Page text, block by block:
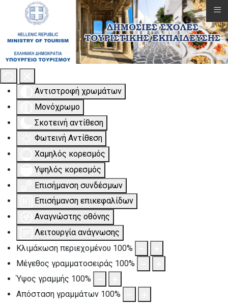
Εργαλειοθήκη Προσβασιμότητας
Αντιστροφή χρωμάτων
Μονόχρωμο
Σκοτεινή αντίθεση
Φωτεινή Αντίθεση
Χαμηλός κορεσμός
Υψηλός κορεσμός
Επισήμανση συνδέσμων
Επισήμανση επικεφαλίδων
Αναγνώστης οθόνης
Λειτουργία ανάγνωσης
Κλιμάκωση περιεχομένου 100%
Μέγεθος γραμματοσειράς 100%
Ύψος γραμμής 100%
Απόσταση γραμμάτων 100%
≡